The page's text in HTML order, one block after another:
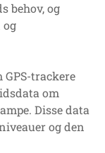
behov, og
og
trackere
om
Disse data
og den